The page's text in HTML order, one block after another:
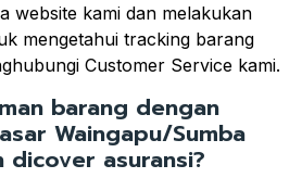
website kami dan melakukan
mengetahui tracking barang
Customer Service kami.
barang dengan
Waingapu/Sumba
dicover asuransi?